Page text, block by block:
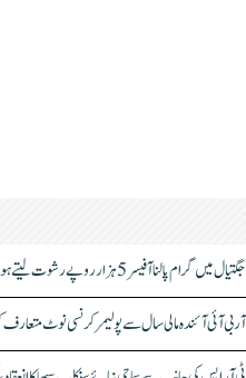
جگتیال میں گرام پالنا آفیسر 5 ہزار روپے رشوت لیتے ہوئے گرفتار
آر بی آئی آئندہ مالی سال سے پولیمر کرنسی نوٹ